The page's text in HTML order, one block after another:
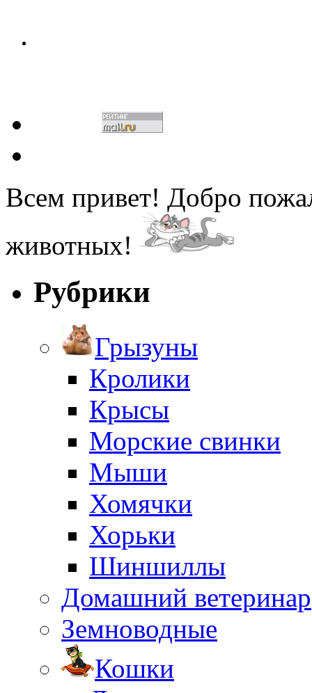
Всем привет! Добро
животных!
Рубрики
Грызуны
Кролики
Крысы
Морские свинки
Мыши
Хомячки
Хорьки
Шиншиллы
Домашний ветеринар
Земноводные
Кошки